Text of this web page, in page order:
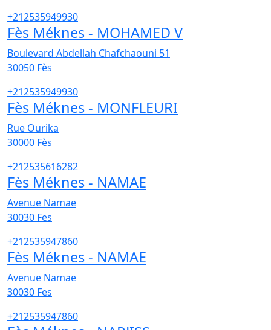
+212535949930
Fès Méknes - MOHAMED V
Boulevard Abdellah Chafchaouni 51
30050 Fès
+212535949930
Fès Méknes - MONFLEURI
Rue Ourika
30000 Fès
+212535616282
Fès Méknes - NAMAE
Avenue Namae
30030 Fes
+212535947860
Fès Méknes - NAMAE
Avenue Namae
30030 Fes
+212535947860